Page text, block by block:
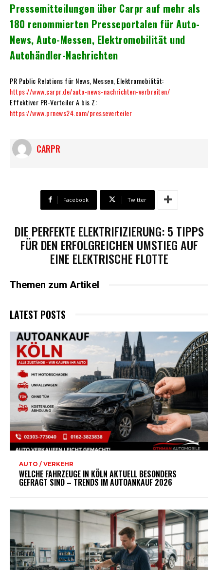
Pressemitteilungen über Carpr auf mehr als
180 renommierten Presseportalen für Auto-
News, Auto-Messen, Elektromobilität und
Autohändler-Nachrichten
PR Public Relations für News, Messen, Elektromobilität:
https://www.carpr.de/auto-news-nachrichten-verbreiten/
Effektiver PR-Verteiler A bis Z:
https://www.prnews24.com/presseverteiler
CARPR
Facebook Twitter
DIE PERFEKTE ELEKTRIFIZIERUNG: 5 TIPPS
FÜR DEN ERFOLGREICHEN UMSTIEG AUF
EINE ELEKTRISCHE FLOTTE
Themen zum Artikel
LATEST POSTS
AUTO / VERKEHR
WELCHE FAHRZEUGE IN KÖLN AKTUELL BESONDERS
GEFRAGT SIND – TRENDS IM AUTOANKAUF 2026